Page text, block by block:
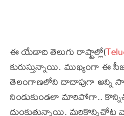
ఈ యేడాది తెలుగు రాష్ట్రాల్లో(
కురుస్తున్నాయి. ముఖ్యంగా ఈ
తెలంగాణలోని దాదాపుగా అన్ని
నిండుకుండలా మారిపోగా..
దుంకుతున్నాయి. మరికొన్నిచోట్ల